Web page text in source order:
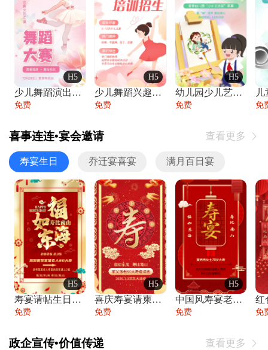
H5
少儿舞蹈演出舞蹈比赛跳舞大赛文艺汇演活动
免费
H5
少儿舞蹈兴趣班艺术培训学校招生宣传
免费
H5
幼儿园少儿艺术展览绘画展摄影作品展美术展
免费 免
喜事连连•宴会邀请 查看更多 
寿宴生日 乔迁宴喜宴 满月百日宴
H5
寿宴请帖生日宴邀请函老人寿星生日快乐祝寿
免费
H5
喜庆寿宴请柬老人生日宴会邀请函请柬过大寿
免费
H5
中国风寿宴老人生日宴会邀请函寿宴请帖请柬
免费 免
政企宣传•价值传递 查看更多 